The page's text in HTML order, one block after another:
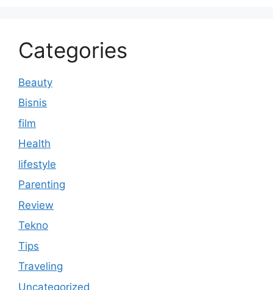
Categories
Beauty
Bisnis
film
Health
lifestyle
Parenting
Review
Tekno
Tips
Traveling
Uncategorized